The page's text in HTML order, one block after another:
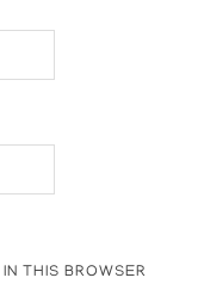
THIS BROWSER